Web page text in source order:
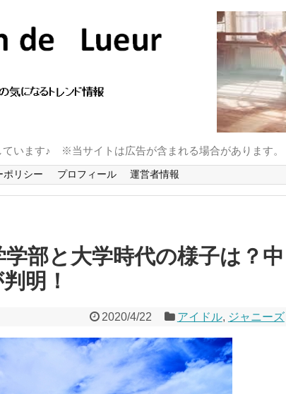
います♪ ※当サイトは広告が含まれる場合があります。
ポリシー プロフィール 運営者情報
部と大学時代の様子は？中
明！
2020/4/22 アイドル, ジャニーズ